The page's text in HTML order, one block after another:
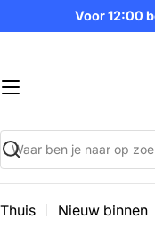
naar
Voor 12:00
Zoekopdracht
Thuis Nieuw binnen